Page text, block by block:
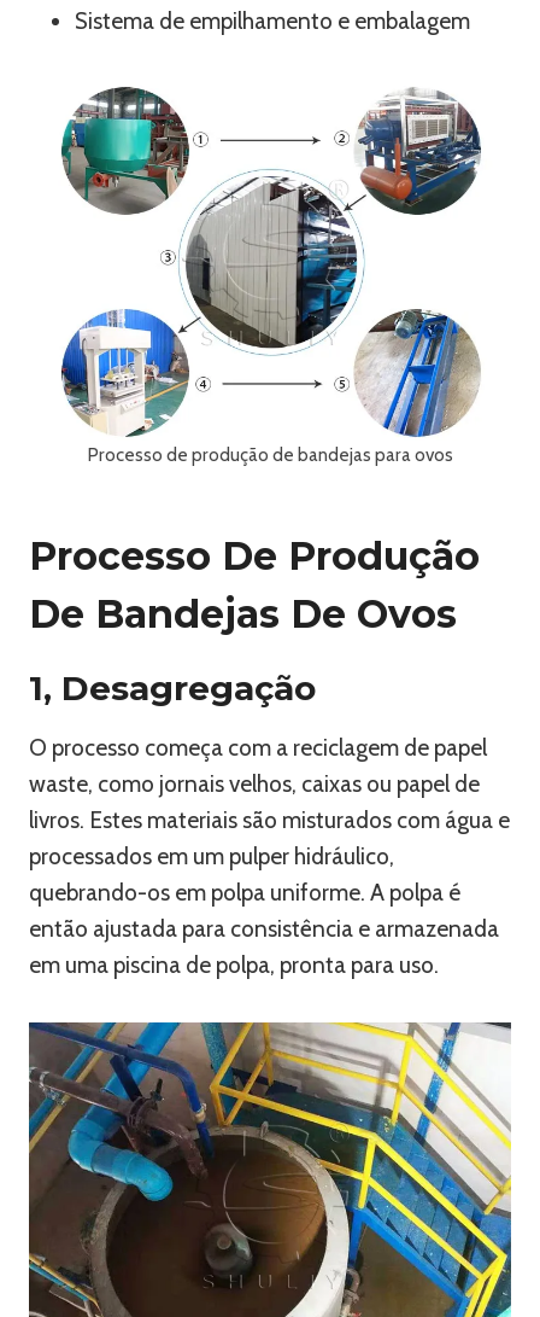
Sistema de empilhamento e embalagem
Processo de produção de bandejas para ovos
Processo De Produção
De Bandejas De Ovos
1, Desagregação
O processo começa com a reciclagem de papel
waste, como jornais velhos, caixas ou papel de
livros. Estes materiais são misturados com água e
processados em um pulper hidráulico,
quebrando-os em polpa uniforme. A polpa é
então ajustada para consistência e armazenada
em uma piscina de polpa, pronta para uso.